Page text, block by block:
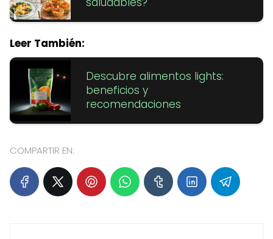
Leer También:
Descubre alimentos lights:
beneficios y
recomendaciones
COMPARTIR EN: